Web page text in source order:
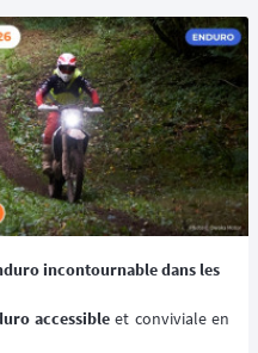
incontournable dans les
accessible